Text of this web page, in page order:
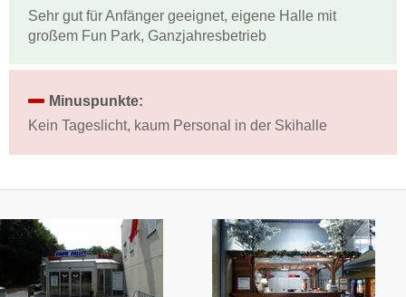
Sehr gut für Anfänger geeignet, eigene Halle mit
großem Fun Park, Ganzjahresbetrieb
Minuspunkte:
Kein Tageslicht, kaum Personal in der Skihalle